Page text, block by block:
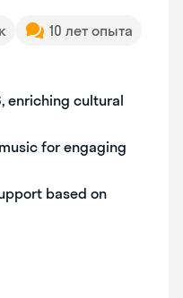
10 лет опыта
enriching cultural
for engaging
based on